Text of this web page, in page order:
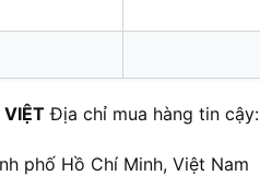
VIỆT Địa chỉ mua hàng tin cậy:
phố Hồ Chí Minh, Việt Nam